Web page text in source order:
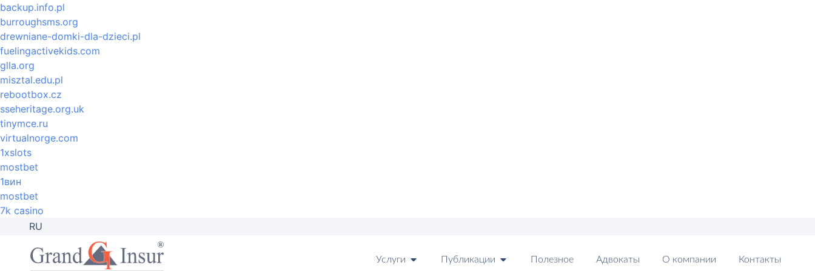
backup.info.pl
burroughsms.org
drewniane-domki-dla-dzieci.pl
fuelingactivekids.com
glla.org
misztal.edu.pl
rebootbox.cz
sseheritage.org.uk
tinymce.ru
virtualnorge.com
1xslots
mostbet
1вин
mostbet
7k casino
RU
Услуги Публикации Полезное Адвокаты О компании Контакты